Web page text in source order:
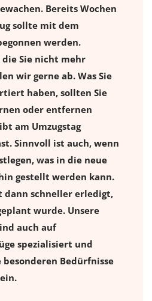
Bereits Wochen
sollte mit dem
werden.
die Sie nicht mehr
wir gerne ab. Was Sie
haben, sollten Sie
oder entfernen
am Umzugstag
Sinnvoll ist auch, wenn
was in die neue
gestellt werden kann.
dann schneller erledigt,
wurde. Unsere
auch auf
spezialisiert und
besonderen Bedürfnisse